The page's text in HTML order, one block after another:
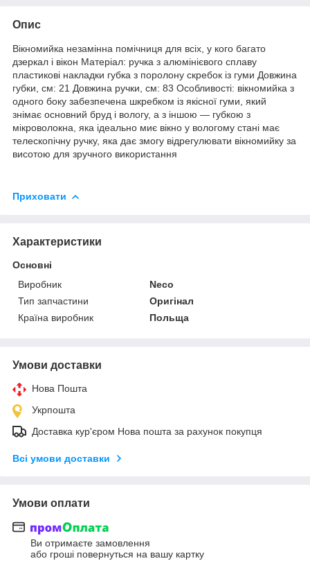
Опис
Вікномийка незамінна помічниця для всіх, у кого багато
дзеркал і вікон Матеріал: ручка з алюмінієвого сплаву
пластикові накладки губка з поролону скребок із гуми Довжина
губки, см: 21 Довжина ручки, см: 83 Особливості: вікномийка з
одного боку забезпечена шкребком із якісної гуми, який
знімає основний бруд і вологу, а з іншою — губкою з
мікроволокна, яка ідеально миє вікно у вологому стані має
телескопічну ручку, яка дає змогу відрегулювати вікномийку за
висотою для зручного використання
Приховати
Характеристики
Основні
Виробник
Neco
Тип запчастини
Оригінал
Країна виробник
Польща
Умови доставки
Нова Пошта
Укрпошта
Доставка кур'єром Нова пошта за рахунок покупця
Всі умови доставки
Умови оплати
Ви отримаєте замовлення
або гроші повернуться на вашу картку